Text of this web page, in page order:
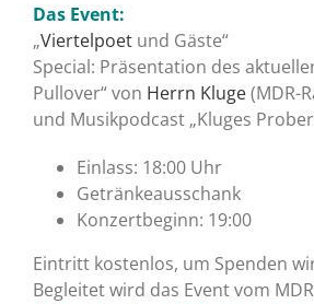
Das Event:
„Viertelpoetund Gäste“
Special: Präsentation des
Pullover“ von Herrn Kluge(MDR-
und Musikpodcast „Kluges
Einlass: 18:00 Uhr
Getränkeausschank
Konzertbeginn: 19:00
Eintritt kostenlos, um Spenden
Begleitet wird das Event vom